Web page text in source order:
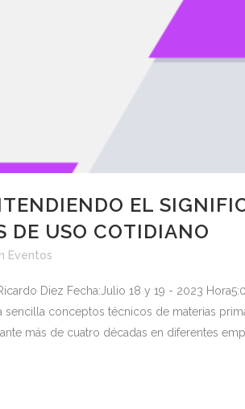
EL
DE USO COTIDIANO
Eventos
Diez Fecha:Julio 18 y 19 - 2023
sencilla conceptos técnicos de materias
más de cuatro décadas en diferentes